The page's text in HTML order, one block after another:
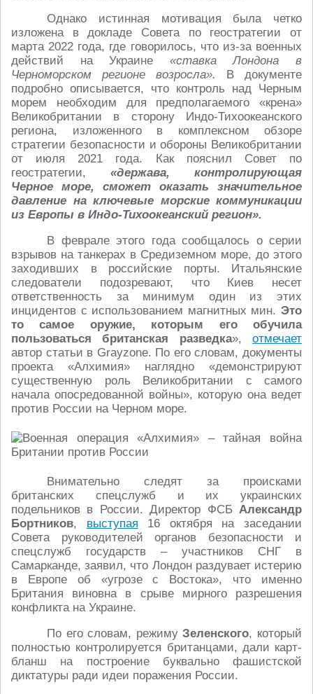
Однако истинная мотивация была четко
изложена в докладе Совета по геостратегии от
марта 2022 года, где говорилось, что из-за военных
действий на Украине «ставка Лондона в
Черноморском регионе возросла».
В документе
подробно описывается, что контроль над Черным
морем необходим для предполагаемого «крена»
Великобритании в сторону Индо-Тихоокеанского
региона, изложенного в комплексном обзоре
стратегии безопасности и обороны Великобритании
от июля 2021 года. Как пояснил Совет по
геостратегии, «держава, контролирующая
Черное море, сможет оказать значительное
давление на ключевые морские коммуникации
из Европы в Индо-Тихоокеанский регион».
В феврале этого года сообщалось о серии
взрывов на танкерах в Средиземном море, до этого
заходивших в российские порты. Итальянские
следователи подозревают, что Киев несет
ответственность за минимум один из этих
инцидентов с использованием магнитных мин. Это
то самое оружие, которым его обучила
пользоваться британская разведка»,отмечает
автор статьи в Grayzone. По его словам, документы
проекта «Алхимия» наглядно «демонстрируют
существенную роль Великобритании с самого
начала опосредованной войны», которую она ведет
против России на Черном море.
Внимательно следят за происками
британских спецслужб и их украинских
подельников в России. Директор ФСБ Александр
Бортников, выступая 16 октября на заседании
Совета руководителей органов безопасности и
спецслужб государств – участников СНГ в
Самарканде, заявил, что Лондон раздувает истерию
в Европе об «угрозе с Востока», что именно
Британия виновна в срыве мирного разрешения
конфликта на Украине.
По его словам, режимуЗеленского, который
полностью контролируется британцами, дали карт-
бланш на построение буквально фашистской
диктатуры ради идеи поражения России.